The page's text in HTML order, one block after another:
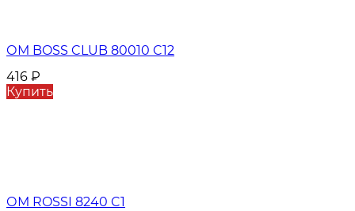
ОМ BOSS CLUB 80010 C12
416 ₽
Купить
ОМ ROSSI 8240 C1